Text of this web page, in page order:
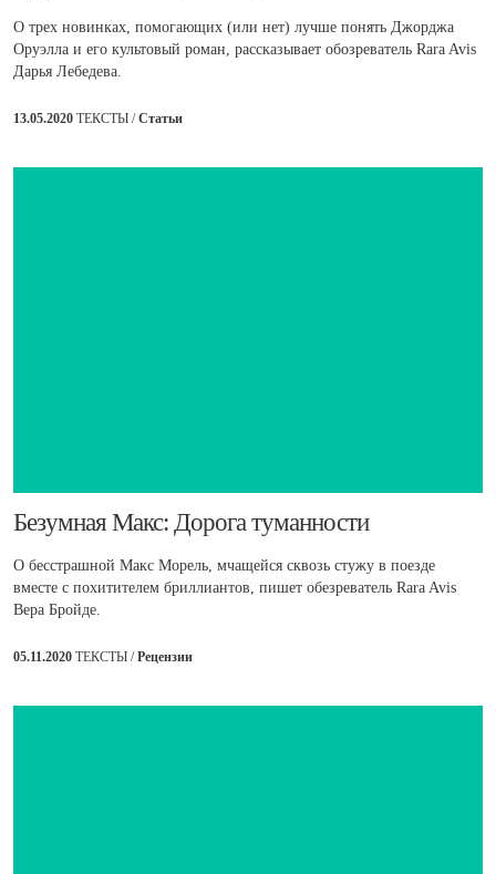
О трех новинках, помогающих (или нет) лучше понять Джорджа
Оруэлла и его культовый роман, рассказывает обозреватель Rara Avis
Дарья Лебедева.
13.05.2020 ТЕКСТЫ /Статьи
Безумная Макс: Дорога туманности
О бесстрашной Макс Морель, мчащейся сквозь стужу в поезде
вместе с похитителем бриллиантов, пишет обезреватель Rara Avis
Вера Бройде.
05.11.2020 ТЕКСТЫ /Рецензии